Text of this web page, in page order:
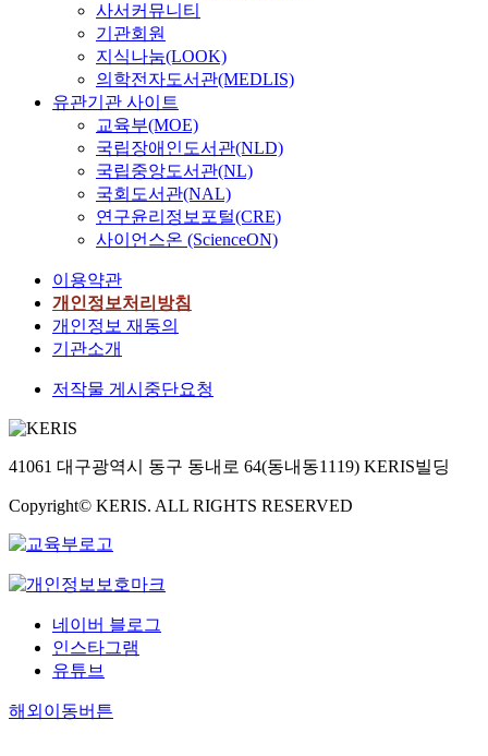
사서커뮤니티
기관회원
지식나눔(LOOK)
의학전자도서관(MEDLIS)
유관기관 사이트
교육부(MOE)
국립장애인도서관(NLD)
국립중앙도서관(NL)
국회도서관(NAL)
연구윤리정보포털(CRE)
사이언스온 (ScienceON)
이용약관
개인정보처리방침
개인정보 재동의
기관소개
저작물 게시중단요청
41061 대구광역시 동구 동내로 64(동내동1119) KERIS빌딩
Copyright© KERIS. ALL RIGHTS RESERVED
네이버 블로그
인스타그램
유튜브
해외이동버튼